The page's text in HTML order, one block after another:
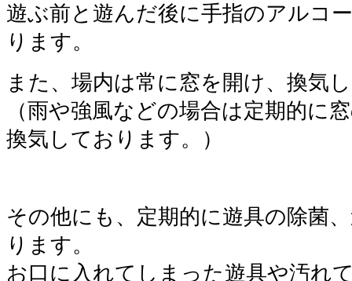
遊ぶ前と遊んだ後に手指のアルコ
ります。
また、場内は常に窓を開け、換気
（雨や強風などの場合は定期的に
換気しております。）
その他にも、定期的に遊具の除菌
ります。
お口に入れてしまった遊具や汚れ